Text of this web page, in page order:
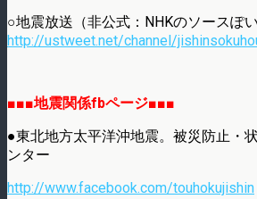
○地震放送（非公式：NHKのソースぽい
http://ustweet.net/channel/
■■■地震関係fbページ■■■
●東北地方太平洋沖地震。被災防止・
ンター
http://www.facebook.com/touhokujishin